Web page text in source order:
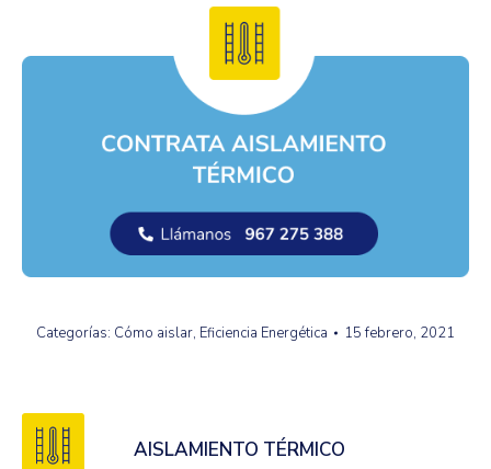
Categorías: Cómo aislar, Eficiencia Energética 15 febrero, 2021
AISLAMIENTO TÉRMICO